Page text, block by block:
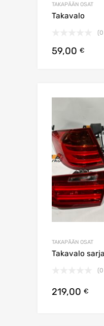
TAKAPÄÄN OSAT
Takavalo
59,00 €
TAKAPÄÄN OSAT
Takavalo sarja
219,00 €